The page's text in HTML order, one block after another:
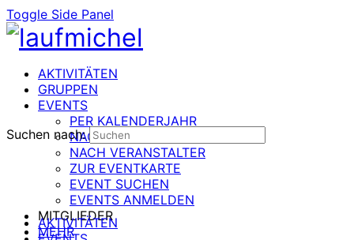
Toggle Side Panel
AKTIVITÄTEN
GRUPPEN
EVENTS
PER KALENDERJAHR
NACH DATUM
NACH VERANSTALTER
ZUR EVENTKARTE
EVENT SUCHEN
EVENTS ANMELDEN
MITGLIEDER
MEHR
Suchen nach:
AKTIVITÄTEN